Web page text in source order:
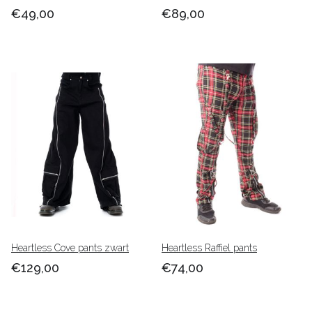
€49,00 €89,00
Heartless Cove pants zwart
€129,00
Heartless Raffiel pants
€74,00